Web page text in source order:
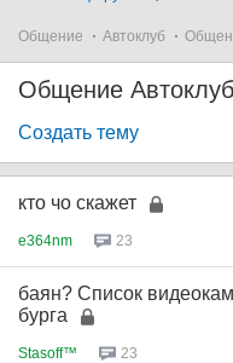
Общение Автоклуб
Общение
Создать тему
кто чо скажет
e364nm 23
баян? Список
бурга
Stasoff™ 23